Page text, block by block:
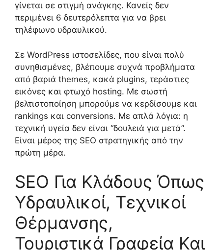
γίνεται σε στιγμή ανάγκης. Κανείς δεν
περιμένει 6 δευτερόλεπτα για να βρει
τηλέφωνο υδραυλικού.
Σε WordPress ιστοσελίδες, που είναι πολύ
συνηθισμένες, βλέπουμε συχνά προβλήματα
από βαριά themes, κακά plugins, τεράστιες
εικόνες και φτωχό hosting. Με σωστή
βελτιστοποίηση μπορούμε να κερδίσουμε και
rankings και conversions. Με απλά λόγια: η
τεχνική υγεία δεν είναι “δουλειά για μετά”.
Είναι μέρος της SEO στρατηγικής από την
πρώτη μέρα.
SEO Για Κλάδους Όπως
Υδραυλικοί, Τεχνικοί
Θέρμανσης,
Τουριστικά Γραφεία Και